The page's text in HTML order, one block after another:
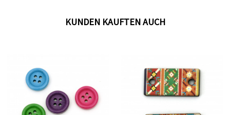
KUNDEN KAUFTEN AUCH